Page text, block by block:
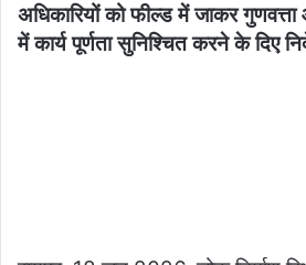
अधिकारियों को फील्ड में जाकर गुणवत्ता
में कार्य पूर्णता सुनिश्चित करने के दिए